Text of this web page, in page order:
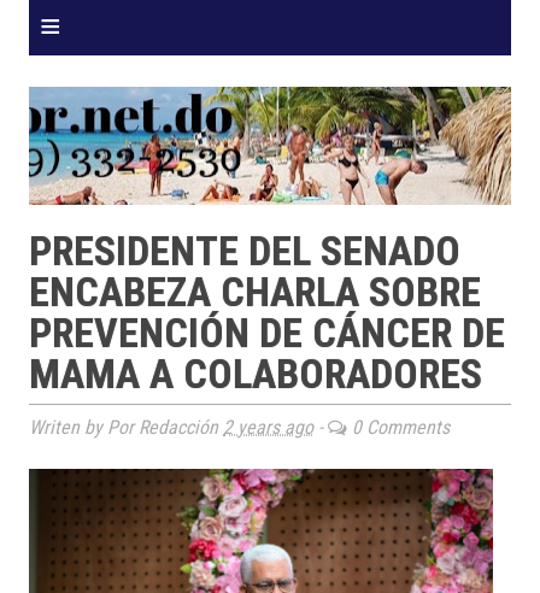
≡
PRESIDENTE DEL SENADO
ENCABEZA CHARLA SOBRE
PREVENCIÓN DE CÁNCER DE
MAMA A COLABORADORES
Writen by Por Redacción 2 years ago- 0 Comments